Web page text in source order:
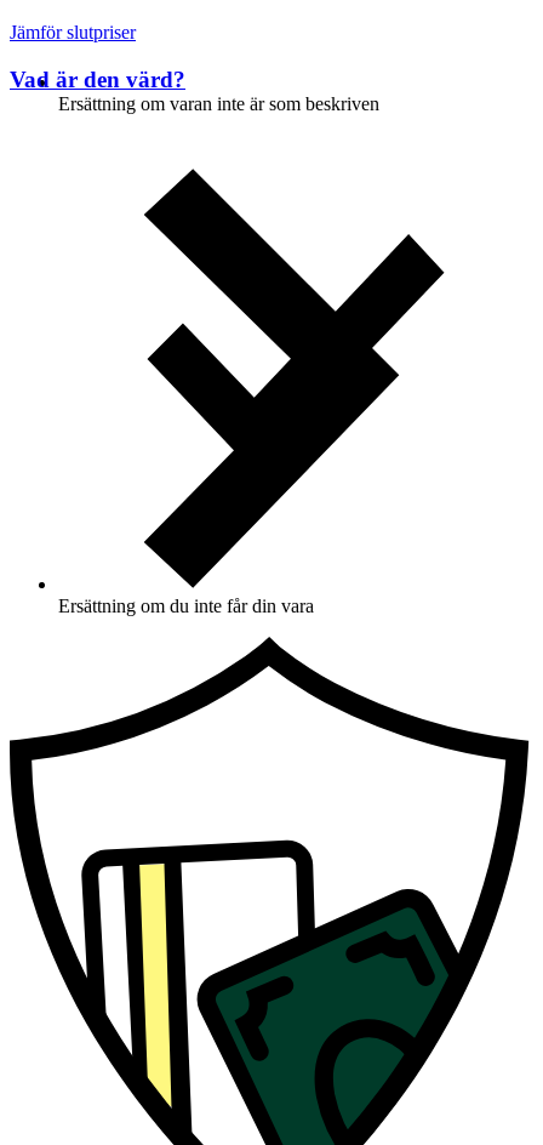
Ersättning om varan inte är som beskriven
Ersättning om du inte får din vara
Jämför slutpriser
Vad är den värd?